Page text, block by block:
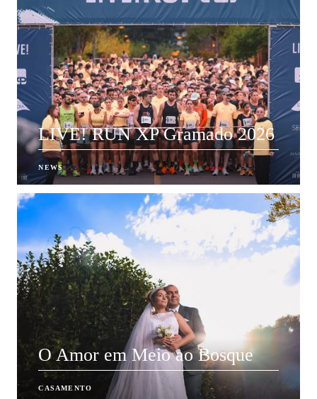
LIVE! RUN XP Gramado 2026
NEWS
O Amor em Meio ao Bosque
CASAMENTO